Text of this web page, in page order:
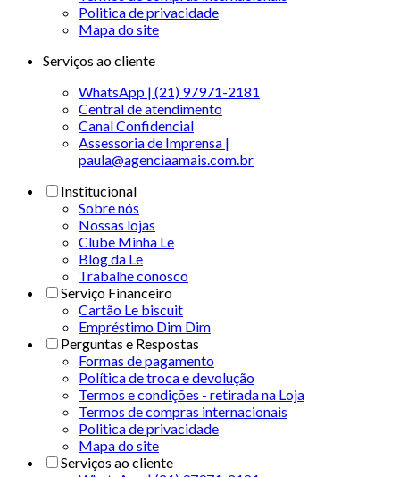
Politica de privacidade
Mapa do site
Serviços ao cliente
WhatsApp | (21) 97971-2181
Central de atendimento
Canal Confidencial
Assessoria de Imprensa |
paula@agenciaamais.com.br
Institucional
Sobre nós
Nossas lojas
Clube Minha Le
Blog da Le
Trabalhe conosco
Serviço Financeiro
Cartão Le biscuit
Empréstimo Dim Dim
Perguntas e Respostas
Formas de pagamento
Política de troca e devolução
Termos e condições - retirada na Loja
Termos de compras internacionais
Politica de privacidade
Mapa do site
Serviços ao cliente